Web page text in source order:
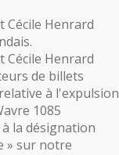
Cécile Henrard
Cécile Henrard
de billets
à l'expulsion
1085
la désignation
» sur notre